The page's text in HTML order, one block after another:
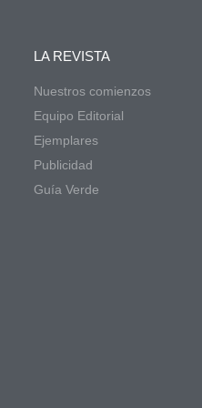
LA REVISTA
Nuestros comienzos
Equipo Editorial
Ejemplares
Publicidad
Guía Verde